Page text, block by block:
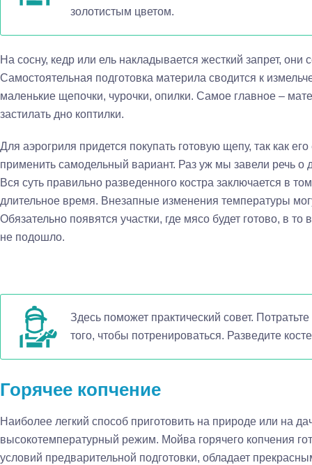
золотистым цветом.
На сосну, кедр или ель накладывается жесткий запрет,
Самостоятельная подготовка материла сводится к
маленькие щепочки, чурочки, опилки. Самое главное –
застилать дно коптилки.
Для аэрогриля придется покупать готовую щепу, так как
применить самодельный вариант. Раз уж мы завели речь о
Вся суть правильно разведенного костра заключается в
длительное время. Внезапные изменения температуры
Обязательно появятся участки, где мясо будет готово, в
не подошло.
Здесь поможет практический совет.
того, чтобы потренироваться. Разведите
Горячее копчение
Наиболее легкий способ приготовить на природе или на
высокотемпературный режим. Мойва горячего копчения
условий предварительной подготовки, обладает